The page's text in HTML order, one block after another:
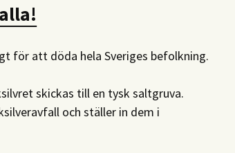
för att döda hela Sveriges befolkning.
skickas till en tysk saltgruva.
och ställer in dem i